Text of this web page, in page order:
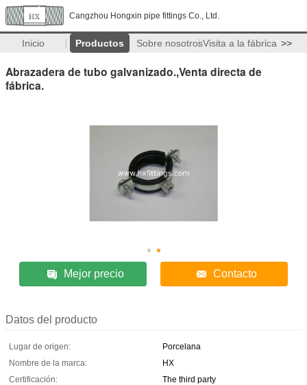
Cangzhou Hongxin pipe fittings Co., Ltd.
Inicio Productos Sobre nosotrosVisita a la fábrica >>
Abrazadera de tubo galvanizado.,Venta directa de
fábrica.
Mejor precio Contacto
Datos del producto
Lugar de origen:
Porcelana
Nombre de la marca:
HX
Certificación:
The third party